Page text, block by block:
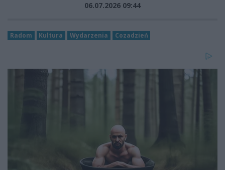
06.07.2026 09:44
Radom Kultura Wydarzenia Cozadzień